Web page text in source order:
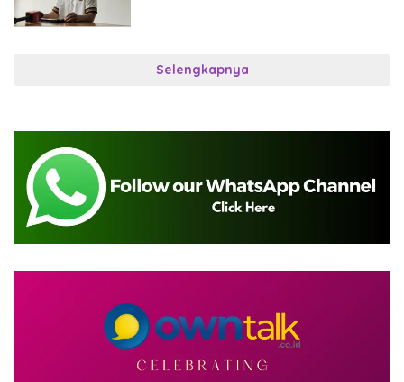
Selengkapnya